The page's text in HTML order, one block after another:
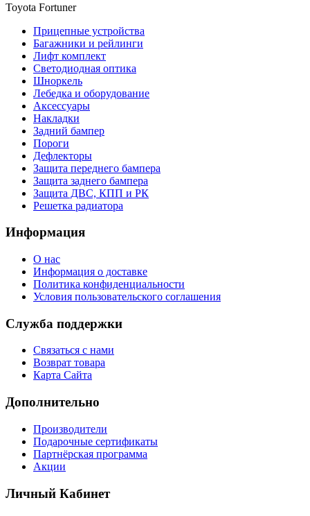
Toyota Fortuner
Прицепные устройства
Багажники и рейлинги
Лифт комплект
Светодиодная оптика
Шноркель
Лебедка и оборудование
Аксессуары
Накладки
Задний бампер
Пороги
Дефлекторы
Защита переднего бампера
Защита заднего бампера
Защита ДВС, КПП и РК
Решетка радиатора
Информация
О нас
Информация о доставке
Политика конфиденциальности
Условия пользовательского соглашения
Служба поддержки
Связаться с нами
Возврат товара
Карта Сайта
Дополнительно
Производители
Подарочные сертификаты
Партнёрская программа
Акции
Личный Кабинет